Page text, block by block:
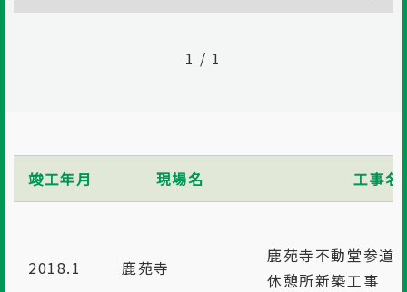
1 / 1
竣工年月 現場名 工事名
2018.1 鹿苑寺
鹿苑寺不動堂参道
休憩所新築工事